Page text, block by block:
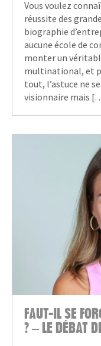
Vous voulez
réussite des
biographie
aucune école de
monter un
multinational, et
tout, l’astuce ne
visionnaire mais
FAUT-IL SE
? – LE DÉBAT